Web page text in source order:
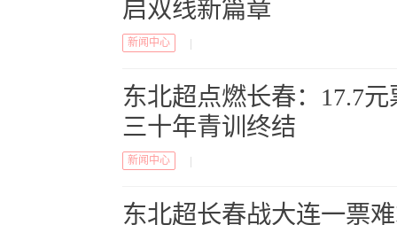
启双线新篇章
新闻中心
东北超点燃长春：17.7
三十年青训终结
新闻中心
东北超长春战大连一票